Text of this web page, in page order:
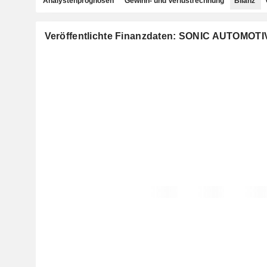
Veröffentlichte Finanzdaten: SONIC